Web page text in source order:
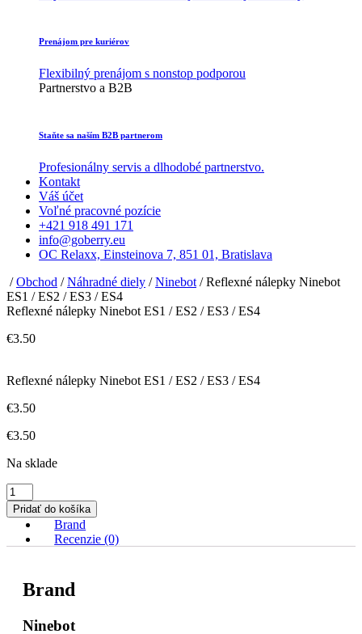
Prenájom pre kuriérov
Flexibilný prenájom s nonstop podporou
Partnerstvo a B2B
Staňte sa naším B2B partnerom
Profesionálny servis a dlhodobé partnerstvo.
Kontakt
Váš účet
Voľné pracovné pozície
+421 918 491 171
info@goberry.eu
OC Relaxx, Einsteinova 7, 851 01, Bratislava
/Obchod /Náhradné diely /Ninebot / Reflexné nálepky Ninebot
ES1 / ES2 / ES3 / ES4
Reflexné nálepky Ninebot ES1 / ES2 / ES3 / ES4
€3.50
Reflexné nálepky Ninebot ES1 / ES2 / ES3 / ES4
€3.50
€3.50
Na sklade
množstvo
Reflexné
nálepky
ES1
Pridať do košíka
Brand
Recenzie (0)
Brand
Ninebot